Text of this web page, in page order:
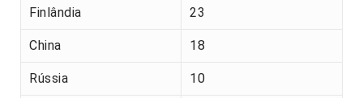
Finlândia 23
China 18
Rússia 10